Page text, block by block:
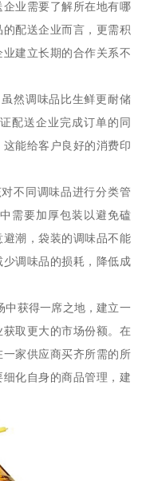
业需要了解所在地有哪
配送企业而言，更需积
建立长期的合作关系不
然调味品比生鲜更耐储
配送企业完成订单的同
能给客户良好的消费印
不同调味品进行分类管
需要加厚包装以避免磕
潮，袋装的调味品不能
调味品的损耗，降低成
中获得一席之地，建立一
取更大的市场份额。在
家供应商买齐所需的所
化自身的商品管理，建